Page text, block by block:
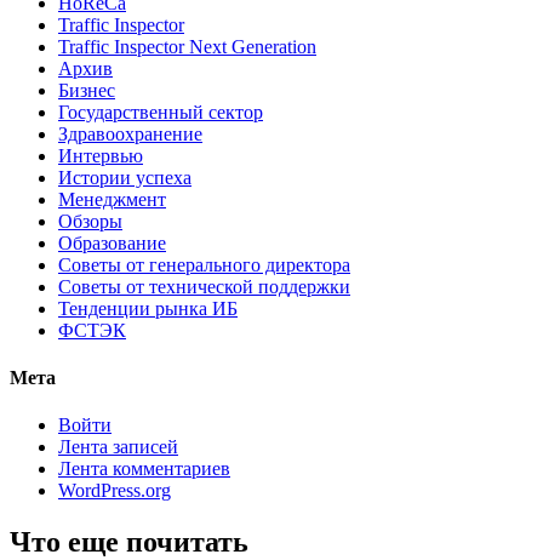
Traffic Inspector
Traffic Inspector Next Generation
Архив
Бизнес
Государственный сектор
Здравоохранение
Интервью
Истории успеха
Менеджмент
Обзоры
Образование
Советы от генерального директора
Советы от технической поддержки
Тенденции рынка ИБ
ФСТЭК
Мета
Войти
Лента записей
Лента комментариев
WordPress.org
Что еще почитать